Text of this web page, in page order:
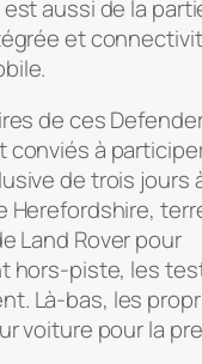
aussi de la
et
de ces
conviés à
de trois jours
Herefordshire,
Land Rover pour
hors-piste, les
Là-bas, les
voiture pour la